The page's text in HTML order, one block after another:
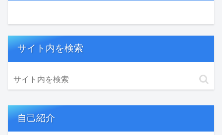
サイト内を検索
自己紹介